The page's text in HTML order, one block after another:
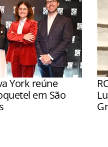
York reúne
em São